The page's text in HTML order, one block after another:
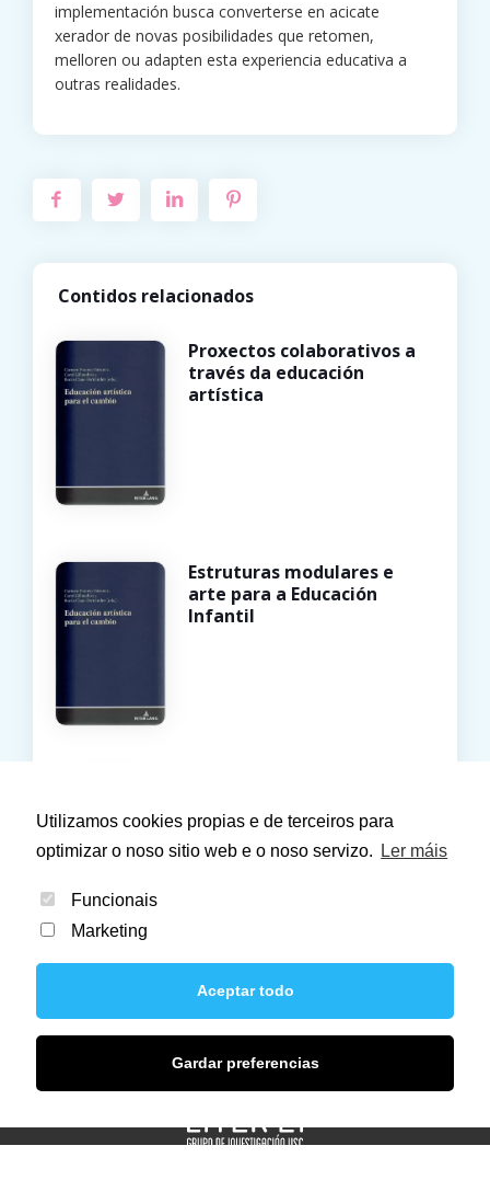
implementación busca converterse en acicate
xerador de novas posibilidades que retomen,
melloren ou adapten esta experiencia educativa a
outras realidades.
Contidos relacionados
Proxectos colaborativos a
través da educación
artística
Estruturas modulares e
arte para a Educación
Infantil
través da educación
artística ou ArtEducación
Utilizamos cookies propias e de terceiros para
optimizar o noso sitio web e o noso servizo.
Ler máis
Funcionais
Marketing
Aceptar todo
Gardar preferencias